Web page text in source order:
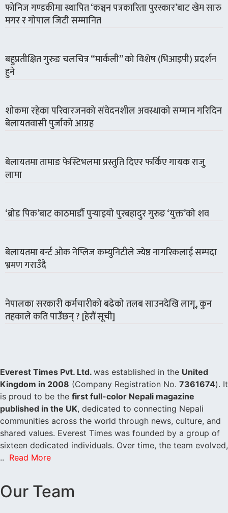
फोनिज गण्डकीमा स्थापित ‘कञ्चन पत्रकारिता पुरस्कार’बाट खेम सारु
मगर र गोपाल जिटी सम्मानित
बहुप्रतीक्षित गुरुङ चलचित्र “मार्कली” को विशेष (भिआइपी) प्रदर्शन
हुने
शोकमा रहेका परिवारजनको संवेदनशील अवस्थाको सम्मान गरिदिन
बेलायतवासी पुर्जाको आग्रह
बेलायतमा तामाङ फेस्टिभलमा प्रस्तुति दिएर फर्किए गायक राजुु
लामा
‘ब्रोड पिक’बाट काठमाडौँ पुर्‍याइयो पुरबहादुर गुरुङ ‘युक्त’को शव
बेलायतमा बर्न्ट ओक नेप्लिज कम्युनिटीले ज्येष्ठ नागरिकलाई सम्पदा
भ्रमण गराउँदै
नेपालका सरकारी कर्मचारीको बढेको तलब साउनदेखि लागू, कुन
तहकाले कति पाउँछन् ? [हेरौं सूची]
Everest Times Pvt. Ltd. was established in the United
Kingdom in 2008 (Company Registration No. 7361674). It
is proud to be the first full-color Nepali magazine
published in the UK, dedicated to connecting Nepali
communities across the world through news, culture, and
shared values. Everest Times was founded by a group of
sixteen dedicated individuals. Over time, the team evolved,
.. Read More
Our Team